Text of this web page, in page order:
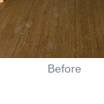
Before